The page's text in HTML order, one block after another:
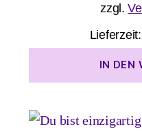
zzgl.
Lieferzeit:
IN DEN